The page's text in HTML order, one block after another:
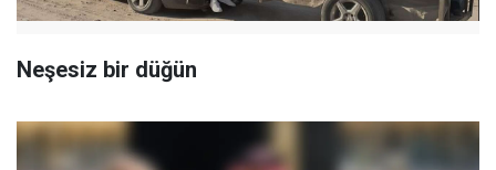
Neşesiz bir düğün